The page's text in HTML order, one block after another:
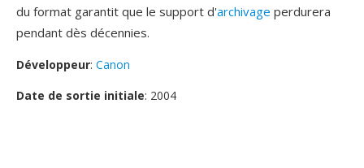
du format garantit que le support d'archivage perdurera
pendant dès décennies.
Développeur: Canon
Date de sortie initiale: 2004